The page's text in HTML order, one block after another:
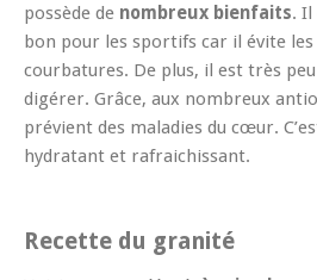
possède de nombreux bienfaits.
bon pour les sportifs car il évite
courbatures. De plus, il est très
digérer. Grâce, aux nombreux
prévient des maladies du cœur.
hydratant et rafraichissant.
Recette du granité